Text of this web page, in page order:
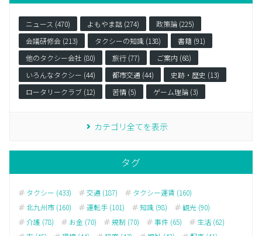
ニュース (470) よもやま話 (274)
政策論 (225)
会議研修会 (213)
タクシーの知識 (138)
書籍 (91)
他のタクシー会社 (80)
旅行 (77)
ご案内 (68)
いろんなタクシー (44)
都市交通 (44)
史跡・歴史 (13)
ロータリークラブ (12)
苦情 (5) ゲーム理論 (3)
カテゴリ全てを表示
タグ
タクシー (433) 交通 (187)
タクシー運賃 (160)
北九州市 (160)
運転手 (101) 知識 (98)
観光 (90)
介護 (78)
お金 (70) 規制 (70) 事件 (65)
生活 (62)